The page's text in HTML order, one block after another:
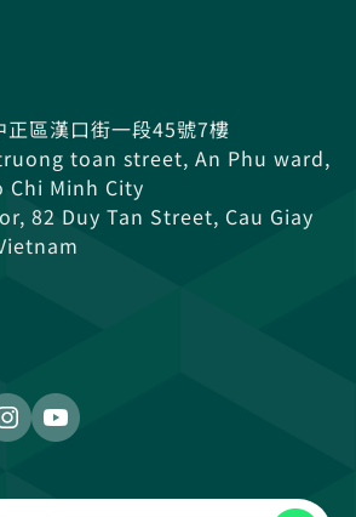
正區漢口街一段45號7樓
toan street, An Phu ward,
Chi Minh City
82 Duy Tan Street, Cau Giay